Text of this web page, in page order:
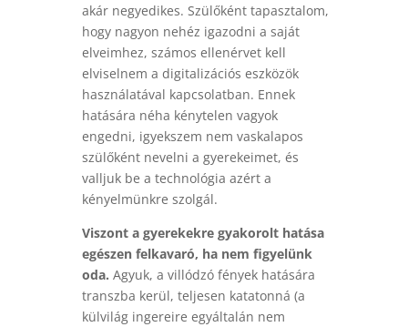
akár negyedikes. Szülőként tapasztalom,
hogy nagyon nehéz igazodni a saját
elveimhez, számos ellenérvet kell
elviselnem a digitalizációs eszközök
használatával kapcsolatban. Ennek
hatására néha kénytelen vagyok
engedni, igyekszem nem vaskalapos
szülőként nevelni a gyerekeimet, és
valljuk be a technológia azért a
kényelmünkre szolgál.
Viszont a gyerekekre gyakorolt hatása
egészen felkavaró, ha nem figyelünk
oda. Agyuk, a villódzó fények hatására
transzba kerül, teljesen katatonná (a
külvilág ingereire egyáltalán nem